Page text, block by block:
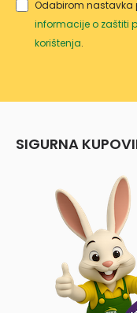
Odabirom nastavka
informacije o zaštiti
korištenja.
SIGURNA